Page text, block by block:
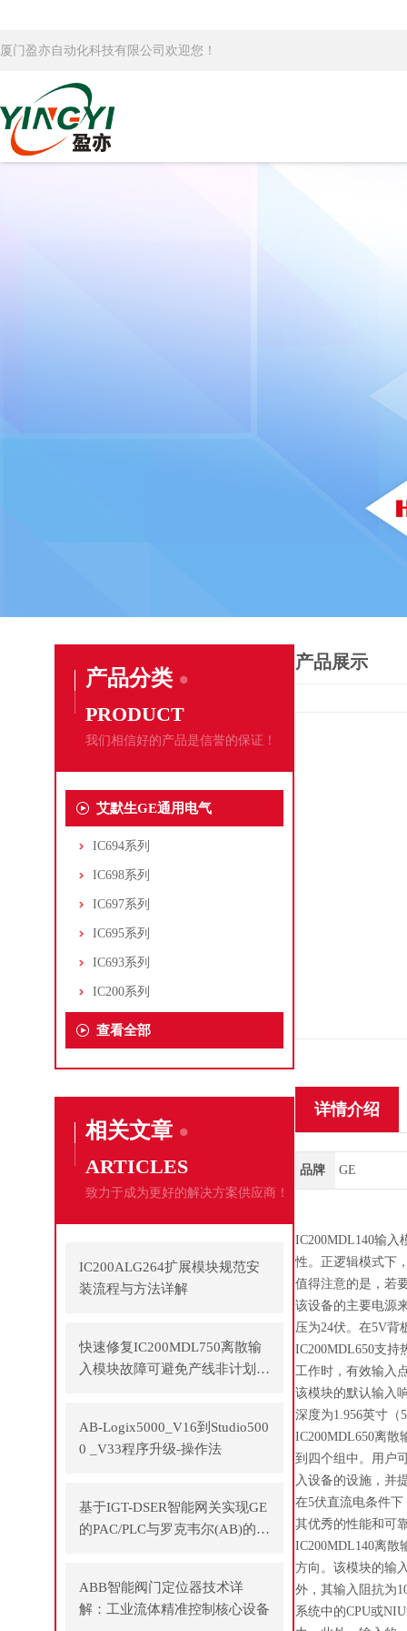
厦门盈亦自动化科技有限公司欢迎您！
产品分类
PRODUCT
我们相信好的产品是信誉的保证！
艾默生GE通用电气
IC694系列
IC698系列
IC697系列
IC695系列
IC693系列
IC200系列
查看全部
相关文章
ARTICLES
致力于成为更好的解决方案供应商！
IC200ALG264扩展模块规范安
装流程与方法详解
快速修复IC200MDL750离散输
入模块故障可避免产线非计划停
AB-Logix5000_V16到Studio500
0 _V33程序升级-操作法
基于IGT-DSER智能网关实现GE
的PAC/PLC与罗克韦尔(AB)的P
ABB智能阀门定位器技术详
解：工业流体精准控制核心设备
产品展示
详情介绍
品牌 GE
IC200MDL140输入
性。正逻辑模式下
值得注意的是，若
该设备的主要电源
压为24伏。在5V背
IC200MDL650支持
工作时，有效输入
该模块的默认输入
深度为1.956英寸（
IC200MDL650离散
到四个组中。用户
入设备的设施，并
在5伏直流电条件
其优秀的性能和可
IC200MDL140离散
方向。该模块的输
外，其输入阻抗为
系统中的CPU或